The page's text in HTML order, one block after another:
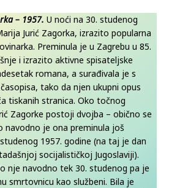
– 1957. U noći na 30. studenog
Jurić Zagorka, izrazito popularna
Preminula je u Zagrebu u 85.
i izrazito aktivne spisateljske
romana, a surađivala je s
tako da njen ukupni opus
tiskanih stranica. Oko točnog
Zagorke postoji dvojba – obično se
navodno je ona preminula još
1957. godine (na taj je dan
socijalističkoj Jugoslaviji).
nje navodno tek 30. studenog pa je
smrtovnicu kao službeni. Bila je